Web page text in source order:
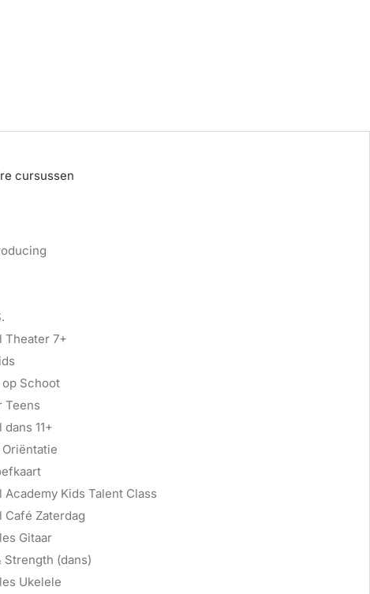
cursussen
Theater 7+
Schoot
Teens
11+
Academy Kids Talent Class
Café Zaterdag
Gitaar
Strength (dans)
Ukelele